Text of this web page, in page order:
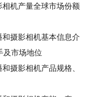
相机产量全球市场份额
摄影相机基本信息介
及市场地位
摄影相机产品规格、